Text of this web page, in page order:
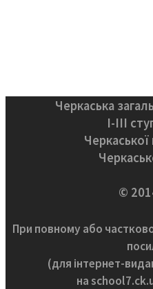
Черкаська
І-ІІІ
Черкаської
©
При повному або
(для інтернет-
на